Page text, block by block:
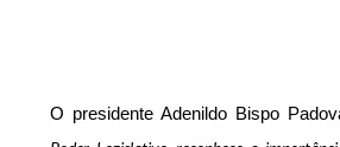
O presidente Adenildo Bispo